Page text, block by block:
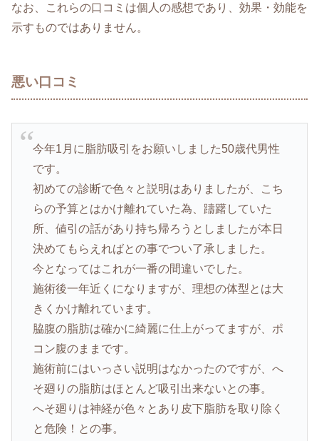
なお、これらの口コミは個人の感想であり、効果・効能を
示すものではありません。
悪い口コミ
今年1月に脂肪吸引をお願いしました50歳代男性
です。
初めての診断で色々と説明はありましたが、こち
らの予算とはかけ離れていた為、躊躇していた
所、値引の話があり持ち帰ろうとしましたが本日
決めてもらえればとの事でつい了承しました。
今となってはこれが一番の間違いでした。
施術後一年近くになりますが、理想の体型とは大
きくかけ離れています。
脇腹の脂肪は確かに綺麗に仕上がってますが、ポ
コン腹のままです。
施術前にはいっさい説明はなかったのですが、へ
そ廻りの脂肪はほとんど吸引出来ないとの事。
へそ廻りは神経が色々とあり皮下脂肪を取り除く
と危険！との事。